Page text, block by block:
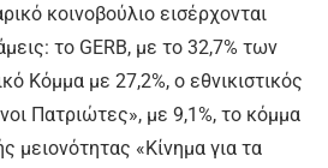
κοινοβούλιο εισέρχονται
το GERB, με το 32,7% των
Κόμμα με 27,2%, ο εθνικιστικός
Πατριώτες», με 9,1%, το κόμμα
μειονότητας «Κίνημα για τα